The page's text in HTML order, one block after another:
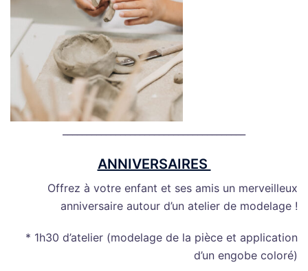
ANNIVERSAIRES
Offrez à votre enfant et ses amis un merveilleux
anniversaire autour d’un atelier de modelage !
* 1h30 d’atelier (modelage de la pièce et application
d’un engobe coloré)